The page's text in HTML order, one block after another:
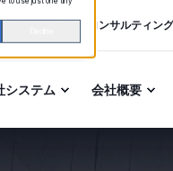
願い 当社のコンサルティン
システム 会社概要